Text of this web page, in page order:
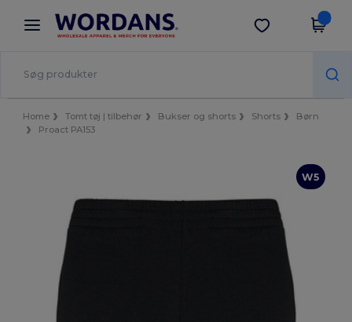
× Wordans-app
Bedre priser i appen!
Hent app
Home Tomt tøj | tilbehør Bukser og shorts Shorts
Børn
Proact PA153
W5